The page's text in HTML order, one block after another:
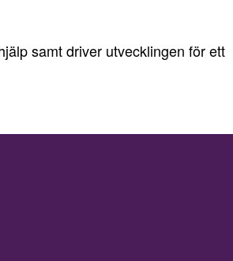
samt driver utvecklingen för ett